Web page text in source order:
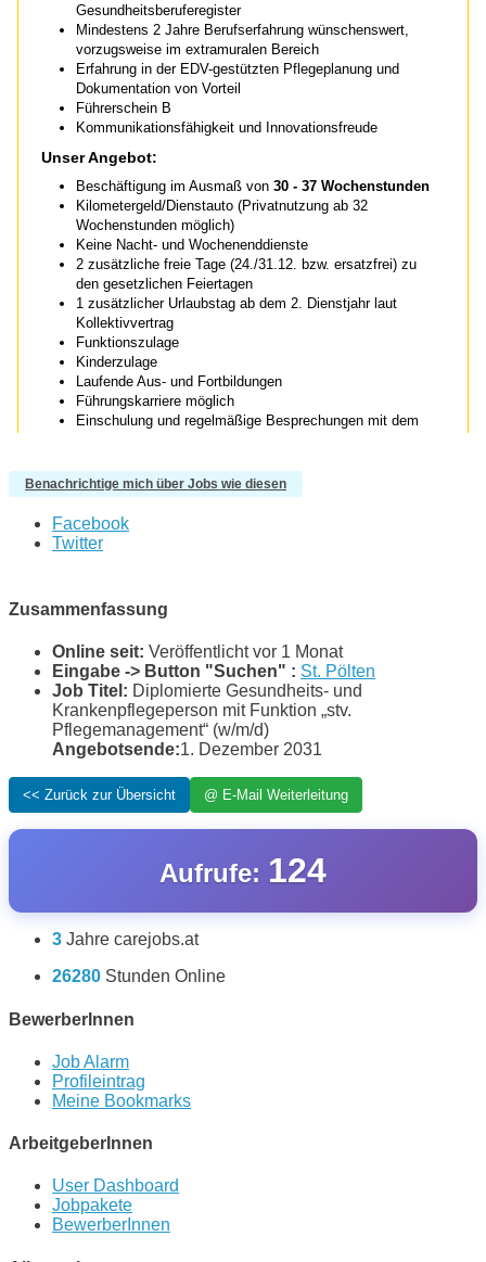
Benachrichtige mich über Jobs wie diesen
Facebook
Twitter
Zusammenfassung
Online seit: Veröffentlicht vor 1 Monat
Eingabe -> Button "Suchen" : St. Pölten
Job Titel: Diplomierte Gesundheits- und
Krankenpflegeperson mit Funktion „stv.
Pflegemanagement“ (w/m/d)
Angebotsende:1. Dezember 2031
Aufrufe: 124
3 Jahre carejobs.at
26280 Stunden Online
BewerberInnen
Job Alarm
Profileintrag
Meine Bookmarks
ArbeitgeberInnen
User Dashboard
Jobpakete
BewerberInnen